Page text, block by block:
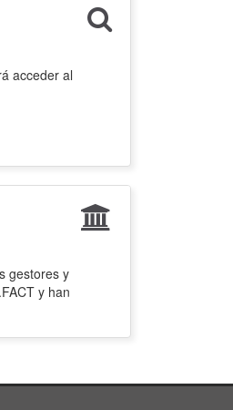
acceder al
gestores y
y han